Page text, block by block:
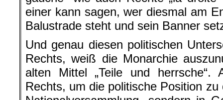
man den Guten, dass sich was
man mit Strafe. Schon kann die
denn die zweiteFranzösische
ist nicht mehr die Monarchie und
sondern die Guten gegen die Bösen.
Und was macht Deutschland? Sie